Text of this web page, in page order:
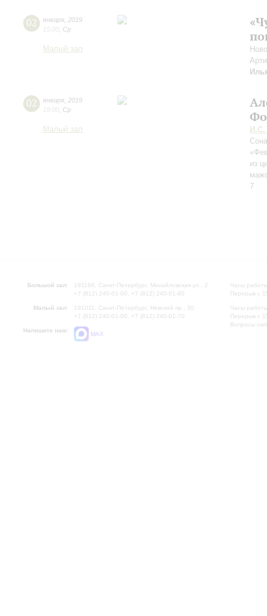
02 января 2019
15:00 Ср
Малый зал
02 января 2019
19:00 Ср
Малый зал
И.С.
из
7
Большой зал:
191186, Санкт-Петербург, Михайловская ул., 2
+7 (812) 240-01-00, +7 (812) 240-01-80
Малый зал:
191011, Санкт-Петербург, Невский пр., 30
+7 (812) 240-01-00, +7 (812) 240-01-70
Напишите нам:
MAX
Часы
Перерыв с
Часы
Перерыв с
Вопросы